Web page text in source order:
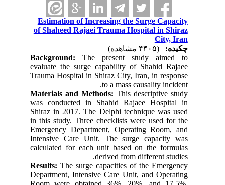
Estimation of Increasing the Surge Capacity
of Shaheed Rajaei Trauma Hospital in Shiraz
City, Iran
چکیده:
Background:
The present study aimed to
evaluate the surge capability of Shahid Rajaee
Trauma Hospital in Shiraz City, Iran, in response
to a mass causality incident.
Materials and Methods:This descriptive study
was conducted in Shahid Rajaee Hospital in
Shiraz in 2017. The Delphi technique was used
in this study. Three checklists were used for the
Emergency Department, Operating Room, and
Intensive Care Unit. The surge capacity was
calculated for each unit based on the formulas
derived from different studies.
Results:The surge capacities of the Emergency
Department, Intensive Care Unit, and Operating